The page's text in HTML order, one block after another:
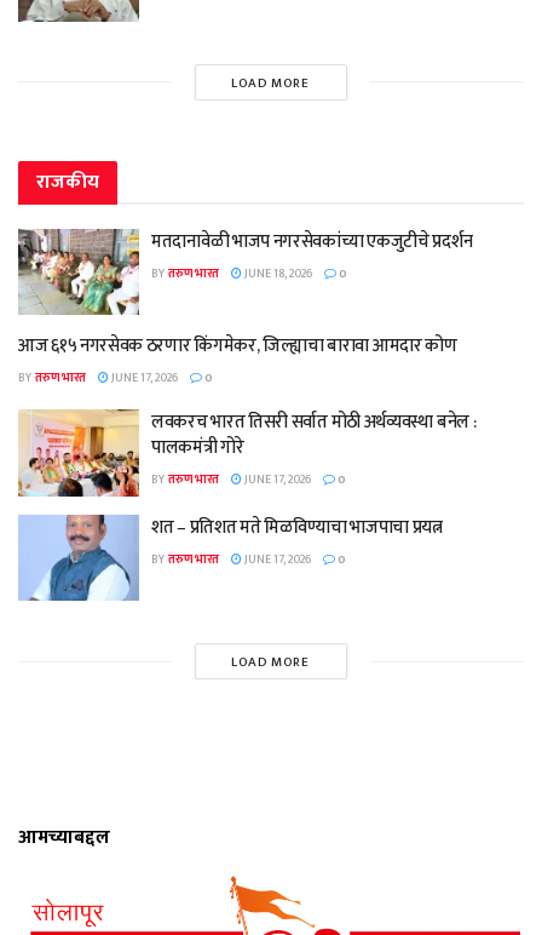
LOAD MORE
राजकीय
मतदानावेळी भाजप नगरसेवकांच्या एकजुटीचे प्रदर्शन
BYतरुण भारत JUNE 18, 2026 0
आज ६१५ नगरसेवक ठरणार किंगमेकर, जिल्ह्याचा बारावा आमदार कोण
BYतरुण भारत JUNE 17, 2026 0
लवकरच भारत तिसरी सर्वात मोठी अर्थव्यवस्था बनेल :
पालकमंत्री गोरे
BYतरुण भारत JUNE 17, 2026 0
शत – प्रतिशत मते मिळविण्याचा भाजपाचा प्रयत्न
BYतरुण भारत JUNE 17, 2026 0
LOAD MORE
आमच्याबद्दल